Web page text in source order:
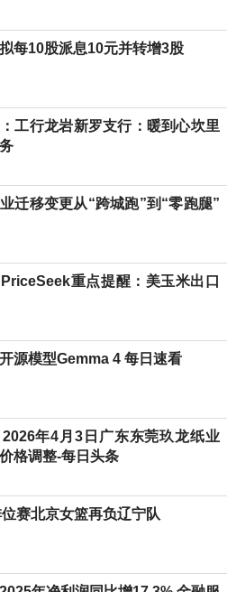
每10股派息10元并转增3股
工行龙岩新罗支行：暖到心坎里
迁移变更从“跨城跑”到“零跑腿”
重点提醒：美玉米出口
源模型Gemma 4 每日速看
年4月3日广东东莞玖龙纸业
格调整-每日头条
赛北京女篮再负辽宁队